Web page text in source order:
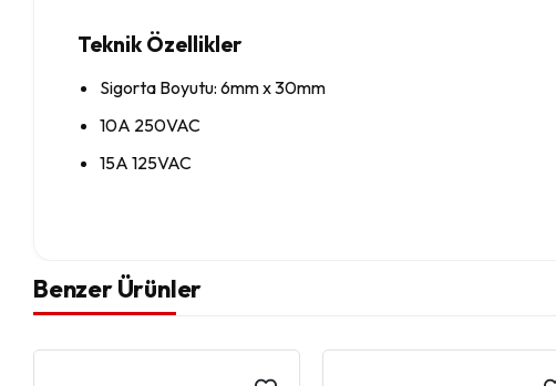
Teknik Özellikler
Sigorta Boyutu: 6mm x 30mm
10A 250VAC
15A 125VAC
Benzer Ürünler